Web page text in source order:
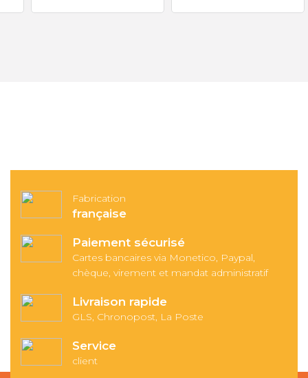
Fabrication
française
Paiement sécurisé
Cartes bancaires via Monetico, Paypal,
chèque, virement et mandat administratif
Livraison rapide
GLS, Chronopost, La Poste
Service
client